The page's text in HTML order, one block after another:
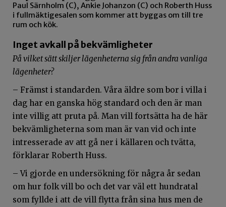
Paul Särnholm (C), Ankie Johanzon (C) och Roberth Huss
i fullmäktigesalen som kommer att byggas om till tre
rum och kök.
Inget avkall på bekvämligheter
På vilket sätt skiljer lägenheterna sig från andra vanliga
lägenheter?
– Främst i standarden. Våra äldre som bor i villa i
dag har en ganska hög standard och den är man
inte villig att pruta på. Man vill fortsätta ha de här
bekvämligheterna som man är van vid och inte
intresserade av att gå ner i källaren och tvätta,
förklarar Roberth Huss.
– Vi gjorde en undersökning för några år sedan
om hur folk vill bo och det var väl ett hundratal
som fyllde i att de vill flytta från sina hus men de